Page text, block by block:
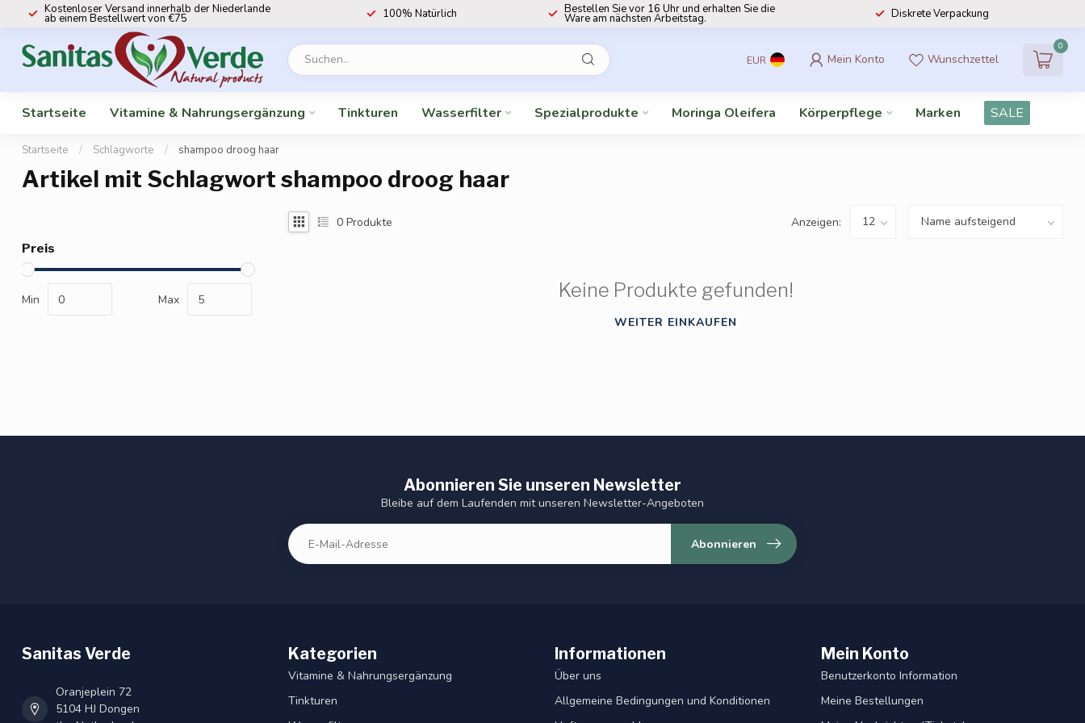
Kostenloser Versand innerhalb der Niederlande
ab einem Bestellwert von €75 100% Natürlich Bestellen Sie vor 16 Uhr und erhalten Sie die
Ware am nächsten Arbeitstag. Diskrete Verpackung
EUR Mein Konto Wunschzettel
0
Startseite Vitamine & Nahrungsergänzung Tinkturen Wasserfilter Spezialprodukte Moringa Oleifera Körperpflege Marken SALE
Startseite / Schlagworte / shampoo droog haar
Artikel mit Schlagwort shampoo droog haar
Preis
Min Max
0 Produkte Anzeigen:
Keine Produkte gefunden!
WEITER EINKAUFEN
Abonnieren Sie unseren Newsletter
Bleibe auf dem Laufenden mit unseren Newsletter-Angeboten
Abonnieren
Sanitas Verde
Oranjeplein 72
5104 HJ Dongen
Kategorien
Vitamine & Nahrungsergänzung
Tinkturen
Informationen
Über uns
Allgemeine Bedingungen und Konditionen
Mein Konto
Benutzerkonto Information
Meine Bestellungen